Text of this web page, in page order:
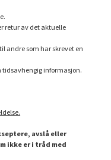
retur av det aktuelle
andre som har skrevet en
tidsavhengig informasjon.
avslå eller
ikke er i tråd med